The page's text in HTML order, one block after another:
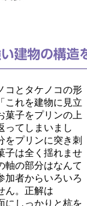
コとタケノコの形
これを建物に見立
子をプリンの上
ってしまいまし
をプリンに突き刺
子は全く揺れませ
軸の部分はなんて
加者からいろいろ
ん。正解は
にしっかりと杭を